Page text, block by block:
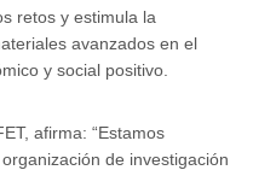
retos y estimula la
avanzados en el
y social positivo.
afirma: “Estamos
de investigación